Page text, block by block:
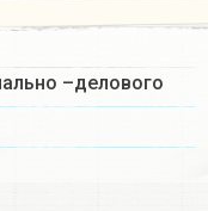
–делового